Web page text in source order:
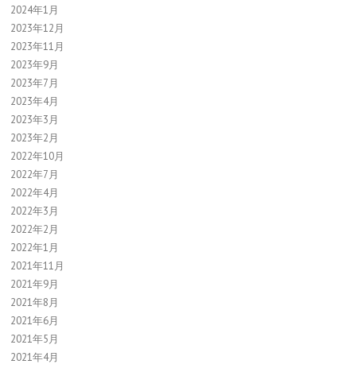
2024年1月
2023年12月
2023年11月
2023年9月
2023年7月
2023年4月
2023年3月
2023年2月
2022年10月
2022年7月
2022年4月
2022年3月
2022年2月
2022年1月
2021年11月
2021年9月
2021年8月
2021年6月
2021年5月
2021年4月